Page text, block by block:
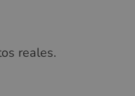
reales.